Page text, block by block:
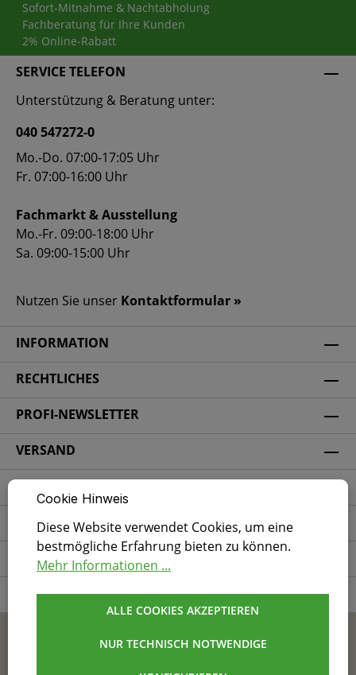
Sofort-Mitnahme & Nachtabholung
Fachberatung für Ihre Kunden
2% Online-Rabatt
SERVICE TELEFON
Unterstützung & Beratung unter:
040 547272-0
Mo.-Do. 07:00-17:05 Uhr
Fr. 07:00-16:00 Uhr
Fachmarkt & Ausstellung
Mo.-Fr. 09:00-18:00 Uhr
Sa. 09:00-15:00 Uhr
Nutzen Sie unser Kontaktformular »
INFORMATION
RECHTLICHES
PROFI-NEWSLETTER
VERSAND
SICHERHEIT
SOCIAL MEDIA
ZERTIFIZIERUNG
Cookie Hinweis
Diese Website verwendet Cookies, um eine
bestmögliche Erfahrung bieten zu können.
Mehr Informationen ...
NUR TECHNISCH NOTWENDIGE
ALLE COOKIES AKZEPTIEREN